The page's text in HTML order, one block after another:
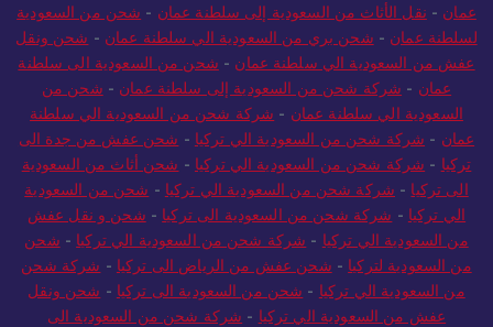
عمان - نقل الأثاث من السعودية إلى سلطنة عمان - شحن من السعودية
لسلطنة عمان - شحن بري من السعودية الي سلطنة عمان - شحن ونقل
عفش من السعودية الي سلطنة عمان - شحن من السعودية الى سلطنة
عمان - شركة شحن من السعودية إلى سلطنة عمان - شحن من
السعودية الي سلطنة عمان - شركة شحن من السعودية الي سلطنة
عمان - شركة شحن من السعودية الي تركيا - شحن عفش من جدة الى
تركيا - شركة شحن من السعودية الي تركيا - شحن أثاث من السعودية
الى تركيا - شركة شحن من السعودية الي تركيا - شحن من السعودية
الي تركيا - شركة شحن من السعودية الى تركيا - شحن و نقل عفش
من السعودية الي تركيا - شركة شحن من السعودية الي تركيا - شحن
من السعودية لتركيا - شحن عفش من الرياض الى تركيا - شركة شحن
من السعودية الي تركيا - شحن من السعودية الى تركيا - شحن ونقل
عفش من السعودية الي تركيا - شركة شحن من السعودية الى